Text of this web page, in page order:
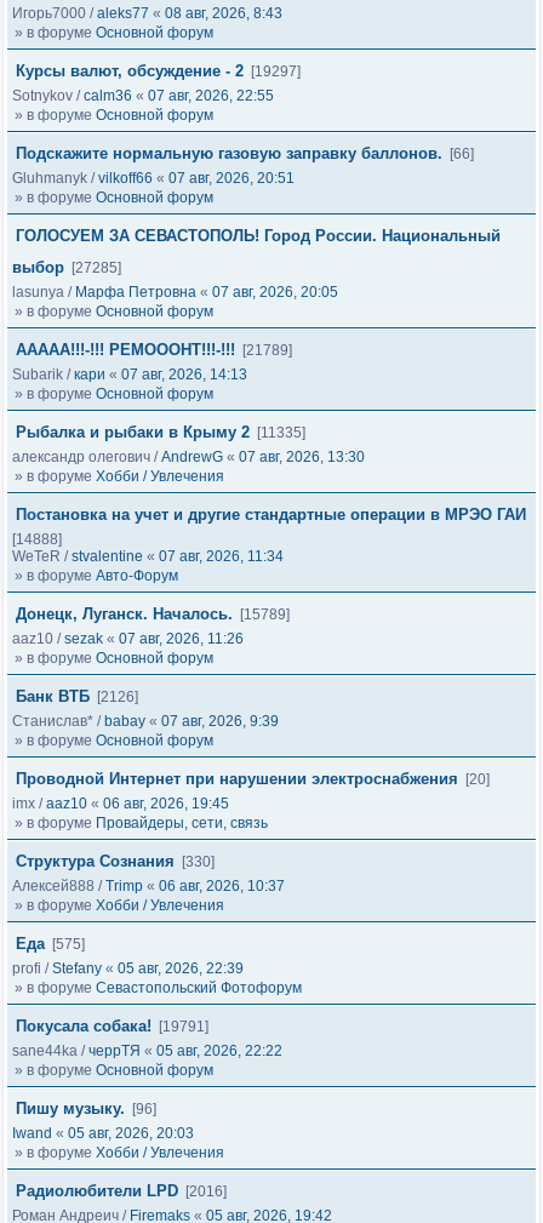
Игорь7000 /aleks77 « 08 авг, 2026, 8:43
» в форуме Основной форум
Курсы валют, обсуждение - 2 [19297]
Sotnykov /calm36 « 07 авг, 2026, 22:55
» в форуме Основной форум
Подскажите нормальную газовую заправку баллонов.
[66]
Gluhmanyk /vilkoff66 « 07 авг, 2026, 20:51
» в форуме Основной форум
ГОЛОСУЕМ ЗА СЕВАСТОПОЛЬ! Город России. Национальный
выбор [27285]
lasunya / Марфа Петровна « 07 авг, 2026, 20:05
» в форуме Основной форум
ААААА!!!-!!! РЕМОООНТ!!!-!!!
[21789]
Subarik /кари « 07 авг, 2026, 14:13
» в форуме Основной форум
Рыбалка и рыбаки в Крыму 2 [11335]
александр олегович /AndrewG « 07 авг, 2026, 13:30
» в форуме Хобби / Увлечения
Постановка на учет и другие стандартные операции в МРЭО ГАИ
[14888]
WeTeR /stvalentine « 07 авг, 2026, 11:34
» в форуме Авто-Форум
Донецк, Луганск. Началось.
[15789]
aaz10 /sezak « 07 авг, 2026, 11:26
» в форуме Основной форум
Банк ВТБ [2126]
Станислав* / babay « 07 авг, 2026, 9:39
» в форуме Основной форум
Проводной Интернет при нарушении электроснабжения
[20]
imx /aaz10 « 06 авг, 2026, 19:45
» в форуме Провайдеры, сети, связь
Структура Сознания
[330]
Алексей888 /Trimp « 06 авг, 2026, 10:37
» в форуме Хобби / Увлечения
Еда [575]
profi /Stefany « 05 авг, 2026, 22:39
» в форуме Севастопольский Фотофорум
Покусала собака!
[19791]
sane44ka /черрТЯ « 05 авг, 2026, 22:22
» в форуме Основной форум
Пишу музыку.
[96]
Iwand « 05 авг, 2026, 20:03
» в форуме Хобби / Увлечения
Радиолюбители LPD [2016]
Роман Андреич / Firemaks « 05 авг, 2026, 19:42